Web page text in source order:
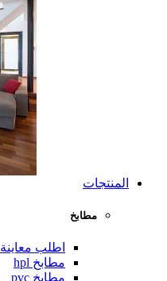
المنتجات
مطابخ
اطلب معاينة
مطابخ hpl
مطابخ pvc